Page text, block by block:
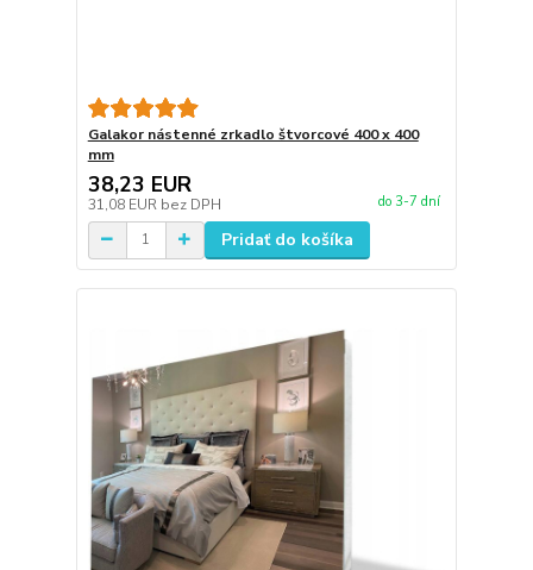
Galakor nástenné zrkadlo štvorcové 400 x 400
mm
38,23 EUR
31,08 EUR bez DPH do 3-7 dní
Pridať do košíka